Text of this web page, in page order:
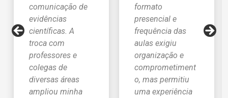
comunicação de
evidências
científicas. A
troca com
professores e
colegas de
diversas áreas
ampliou minha
formato
presencial e
frequência das
aulas exigiu
organização e
comprometiment
o, mas permitiu
uma experiência